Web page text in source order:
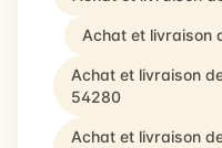
Achat et livraison
Achat et livraison
54280
Achat et livraison